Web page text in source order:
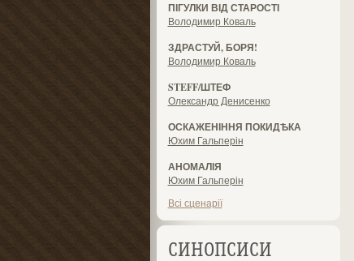
ПІГУЛКИ ВІД СТАРОСТІ
Володимир Коваль
ЗДРАСТУЙ, БОРЯ!
Володимир Коваль
STEFF/ШТЕФ
Олександр Денисенко
ОСКАЖЕНІННЯ ПОКИДѢКА
Юхим Гальперін
АНОМАЛІЯ
Юхим Гальперін
Всі сценарії
СИНОПСИСИ